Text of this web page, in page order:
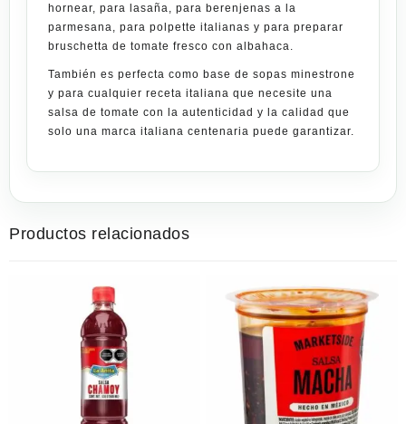
hornear, para lasaña, para berenjenas a la
parmesana, para polpette italianas y para preparar
bruschetta de tomate fresco con albahaca.
También es perfecta como base de sopas minestrone
y para cualquier receta italiana que necesite una
salsa de tomate con la autenticidad y la calidad que
solo una marca italiana centenaria puede garantizar.
Productos relacionados